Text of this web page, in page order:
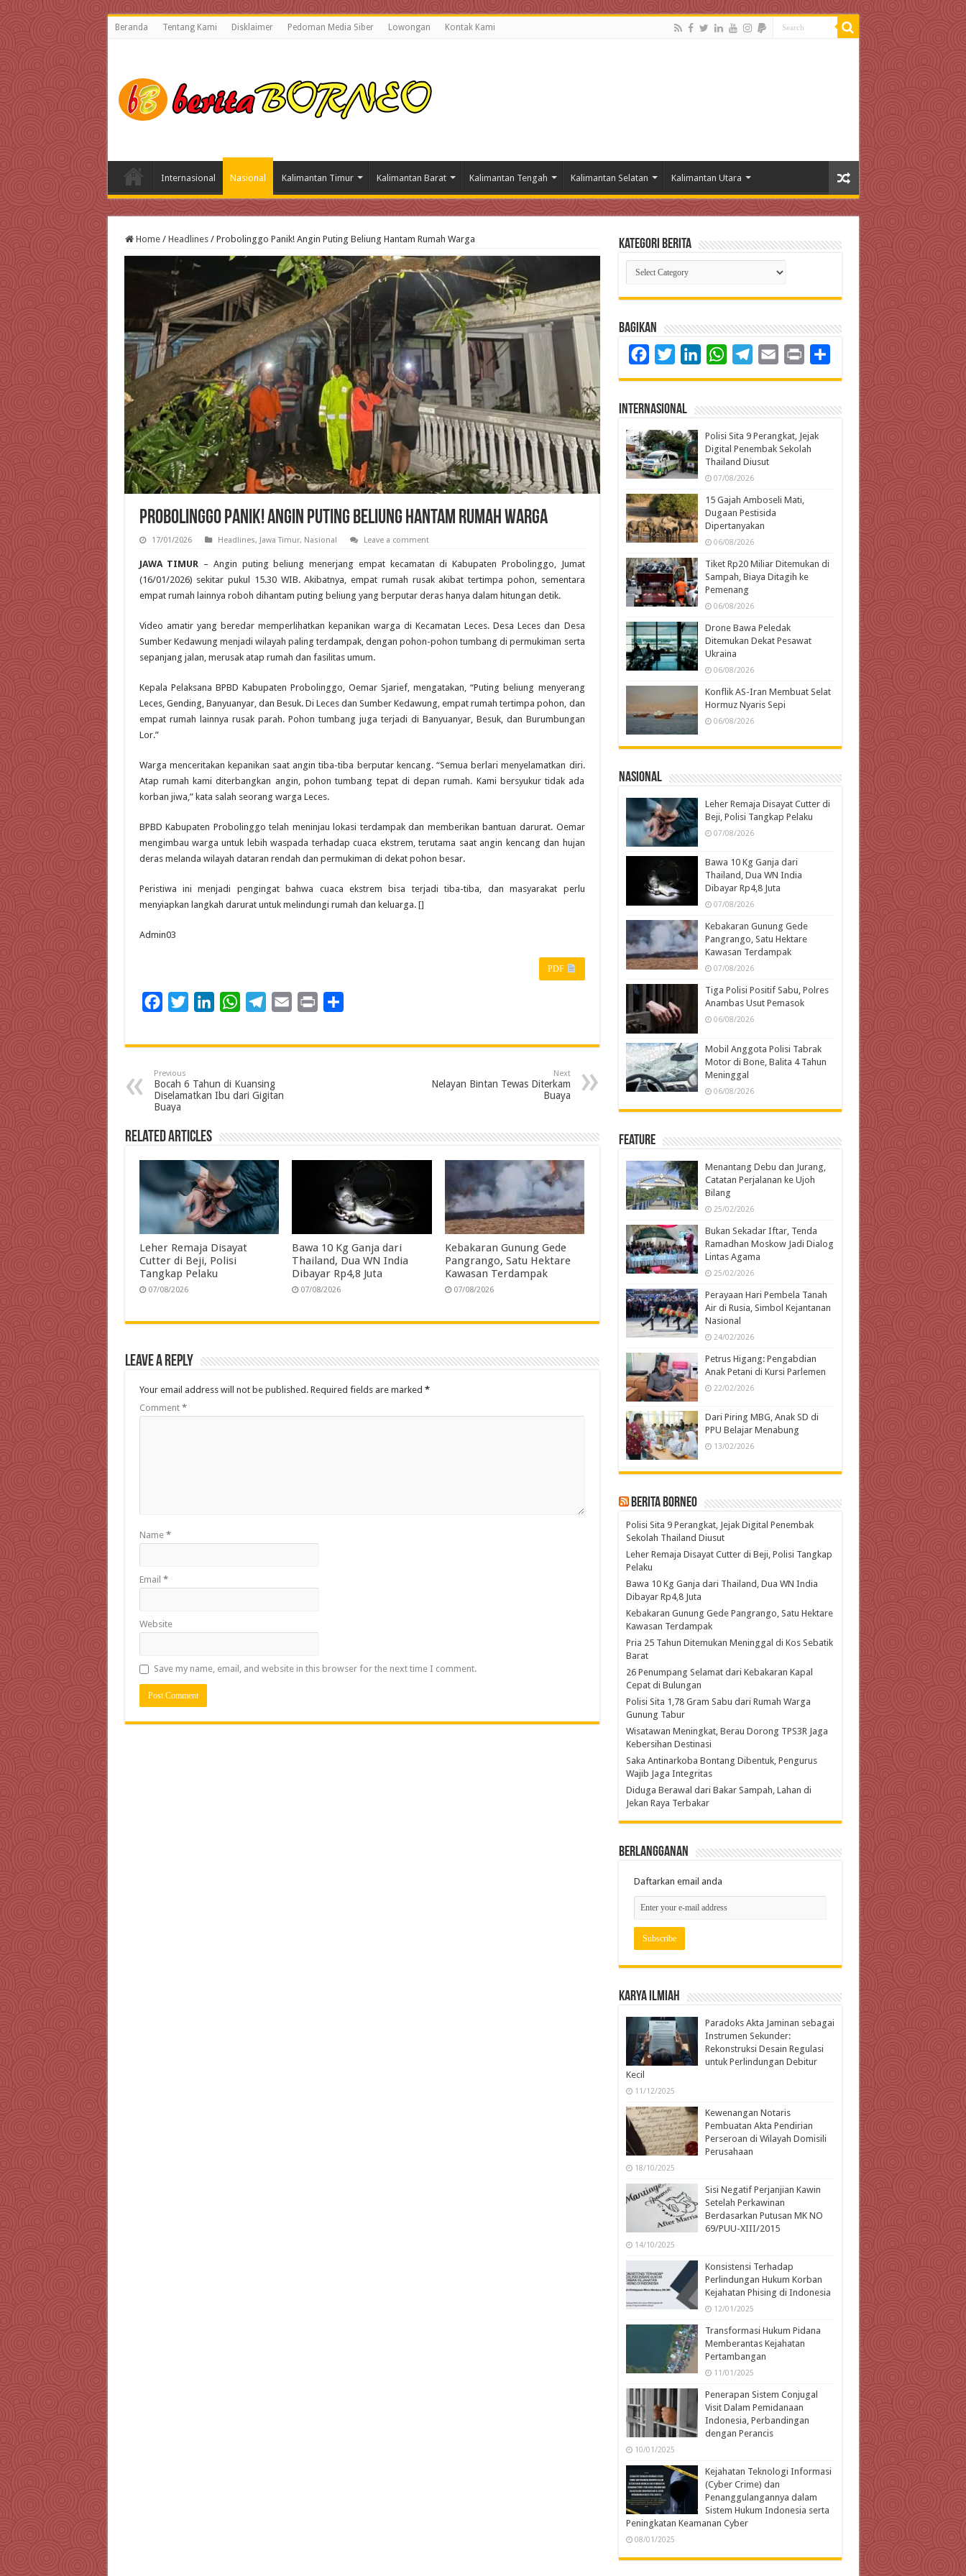
Beranda Tentang Kami Disklaimer Pedoman Media Siber Lowongan Kontak Kami
Internasional Nasional Kalimantan Timur Kalimantan Barat Kalimantan Tengah Kalimantan Selatan Kalimantan Utara
Home / Headlines / Probolinggo Panik! Angin Puting Beliung Hantam Rumah Warga
Probolinggo Panik! Angin Puting Beliung Hantam Rumah Warga
17/01/2026 Headlines, Jawa Timur, Nasional Leave a comment
JAWA TIMUR – Angin puting beliung menerjang empat kecamatan di Kabupaten Probolinggo, Jumat
(16/01/2026) sekitar pukul 15.30 WIB. Akibatnya, empat rumah rusak akibat tertimpa pohon, sementara
empat rumah lainnya roboh dihantam puting beliung yang berputar deras hanya dalam hitungan detik.
Video amatir yang beredar memperlihatkan kepanikan warga di Kecamatan Leces. Desa Leces dan Desa
Sumber Kedawung menjadi wilayah paling terdampak, dengan pohon-pohon tumbang di permukiman serta
sepanjang jalan, merusak atap rumah dan fasilitas umum.
Kepala Pelaksana BPBD Kabupaten Probolinggo, Oemar Sjarief, mengatakan, “Puting beliung menyerang
Leces, Gending, Banyuanyar, dan Besuk. Di Leces dan Sumber Kedawung, empat rumah tertimpa pohon, dan
empat rumah lainnya rusak parah. Pohon tumbang juga terjadi di Banyuanyar, Besuk, dan Burumbungan
Lor.”
Warga menceritakan kepanikan saat angin tiba-tiba berputar kencang. “Semua berlari menyelamatkan diri.
Atap rumah kami diterbangkan angin, pohon tumbang tepat di depan rumah. Kami bersyukur tidak ada
korban jiwa,” kata salah seorang warga Leces.
BPBD Kabupaten Probolinggo telah meninjau lokasi terdampak dan memberikan bantuan darurat. Oemar
mengimbau warga untuk lebih waspada terhadap cuaca ekstrem, terutama saat angin kencang dan hujan
deras melanda wilayah dataran rendah dan permukiman di dekat pohon besar.
Peristiwa ini menjadi pengingat bahwa cuaca ekstrem bisa terjadi tiba-tiba, dan masyarakat perlu
menyiapkan langkah darurat untuk melindungi rumah dan keluarga. []
Admin03
PDF
c
b
o
k
i
t
e
n
e
d
n
W
a
s
A
p
l
g
r
m
a
i
a
Previous
Bocah 6 Tahun di Kuansing
Diselamatkan Ibu dari Gigitan
Buaya
Next
Nelayan Bintan Tewas Diterkam
Buaya
Related Articles
Leher Remaja Disayat
Cutter di Beji, Polisi
Tangkap Pelaku
07/08/2026
Bawa 10 Kg Ganja dari
Thailand, Dua WN India
Dibayar Rp4,8 Juta
07/08/2026
Kebakaran Gunung Gede
Pangrango, Satu Hektare
Kawasan Terdampak
07/08/2026
Leave a Reply
Your email address will not be published. Required fields are marked *
Comment *
Name *
Email *
Website
Save my name, email, and website in this browser for the next time I comment.
Kategori Berita
Kategori
Berita
Bagikan
FacebookTwitterLinkedInWhatsAppTelegram
Email Print
Internasional
Polisi Sita 9 Perangkat, Jejak
Digital Penembak Sekolah
Thailand Diusut
07/08/2026
15 Gajah Amboseli Mati,
Dugaan Pestisida
Dipertanyakan
06/08/2026
Tiket Rp20 Miliar Ditemukan di
Sampah, Biaya Ditagih ke
Pemenang
06/08/2026
Drone Bawa Peledak
Ditemukan Dekat Pesawat
Ukraina
06/08/2026
Konflik AS-Iran Membuat Selat
Hormuz Nyaris Sepi
06/08/2026
Nasional
Leher Remaja Disayat Cutter di
Beji, Polisi Tangkap Pelaku
07/08/2026
Bawa 10 Kg Ganja dari
Thailand, Dua WN India
Dibayar Rp4,8 Juta
07/08/2026
Kebakaran Gunung Gede
Pangrango, Satu Hektare
Kawasan Terdampak
07/08/2026
Tiga Polisi Positif Sabu, Polres
Anambas Usut Pemasok
06/08/2026
Mobil Anggota Polisi Tabrak
Motor di Bone, Balita 4 Tahun
Meninggal
06/08/2026
Feature
Menantang Debu dan Jurang,
Catatan Perjalanan ke Ujoh
Bilang
25/02/2026
Bukan Sekadar Iftar, Tenda
Ramadhan Moskow Jadi Dialog
Lintas Agama
25/02/2026
Perayaan Hari Pembela Tanah
Air di Rusia, Simbol Kejantanan
Nasional
24/02/2026
Petrus Higang: Pengabdian
Anak Petani di Kursi Parlemen
22/02/2026
Dari Piring MBG, Anak SD di
PPU Belajar Menabung
13/02/2026
Berita Borneo
Polisi Sita 9 Perangkat, Jejak Digital Penembak
Sekolah Thailand Diusut
Leher Remaja Disayat Cutter di Beji, Polisi Tangkap
Pelaku
Bawa 10 Kg Ganja dari Thailand, Dua WN India
Dibayar Rp4,8 Juta
Kebakaran Gunung Gede Pangrango, Satu Hektare
Kawasan Terdampak
Pria 25 Tahun Ditemukan Meninggal di Kos Sebatik
Barat
26 Penumpang Selamat dari Kebakaran Kapal
Cepat di Bulungan
Polisi Sita 1,78 Gram Sabu dari Rumah Warga
Gunung Tabur
Wisatawan Meningkat, Berau Dorong TPS3R Jaga
Kebersihan Destinasi
Saka Antinarkoba Bontang Dibentuk, Pengurus
Wajib Jaga Integritas
Diduga Berawal dari Bakar Sampah, Lahan di
Jekan Raya Terbakar
Berlangganan
Daftarkan email anda
Karya Ilmiah
Paradoks Akta Jaminan sebagai
Instrumen Sekunder:
Rekonstruksi Desain Regulasi
untuk Perlindungan Debitur
Kecil
11/12/2025
Kewenangan Notaris
Pembuatan Akta Pendirian
Perseroan di Wilayah Domisili
Perusahaan
18/10/2025
Sisi Negatif Perjanjian Kawin
Setelah Perkawinan
Berdasarkan Putusan MK NO
69/PUU-XIII/2015
14/10/2025
Konsistensi Terhadap
Perlindungan Hukum Korban
Kejahatan Phising di Indonesia
12/01/2025
Transformasi Hukum Pidana
Memberantas Kejahatan
Pertambangan
11/01/2025
Penerapan Sistem Conjugal
Visit Dalam Pemidanaan
Indonesia, Perbandingan
dengan Perancis
10/01/2025
Kejahatan Teknologi Informasi
(Cyber Crime) dan
Penanggulangannya dalam
Sistem Hukum Indonesia serta
Peningkatan Keamanan Cyber
08/01/2025